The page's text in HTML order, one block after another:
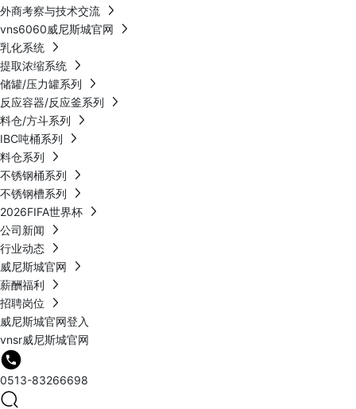
外商考察与技术交流
vns6060威尼斯城官网
乳化系统
提取浓缩系统
储罐/压力罐系列
反应容器/反应釜系列
料仓/方斗系列
IBC吨桶系列
料仓系列
不锈钢桶系列
不锈钢槽系列
2026FIFA世界杯
公司新闻
行业动态
威尼斯城官网
薪酬福利
招聘岗位
威尼斯城官网登入
vnsr威尼斯城官网
0513-83266698